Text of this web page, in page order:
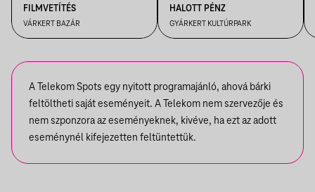
FILMVETÍTÉS
VÁRKERT BAZÁR
HALOTT PÉNZ
GYÁRKERT KULTÚRPARK
A Telekom Spots egy nyitott programajánló, ahová bárki
feltöltheti saját eseményeit. A Telekom nem szervezője és
nem szponzora az eseményeknek, kivéve, ha ezt az adott
eseménynél kifejezetten feltüntettük.